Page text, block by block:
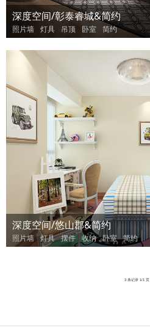
深度空间/彰泰睿城&简约
照片墙 灯具 吊顶 卧室 简约
深度空间/悠山郡&简约
照片墙 灯具 摆件 收纳 卧室 简约
3 条记录 1/1 页